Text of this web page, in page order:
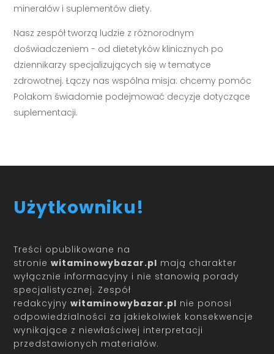
minerałów i suplementów diety.
Nasz zespół tworzą ludzie z różnorodnym
doświadczeniem - od dietetyków klinicznych po
dziennikarzy specjalizujących się w tematyce
zdrowotnej. Łączy nas wspólna misja: chcemy pomóc
Polakom świadomie podejmować decyzje dotyczące
suplementacji.
Użytkowniku!
Treści opublikowane na
stroniewitaminowybazar.pl mają charakter
wyłącznie informacyjny i nie stanowią porady
specjalistycznej. Zespół
redakcyjnywitaminowybazar.pl nie ponosi
odpowiedzialności za jakiekolwiek konsekwencje
wynikające z niewłaściwej interpretacji
przedstawionych materiałów.